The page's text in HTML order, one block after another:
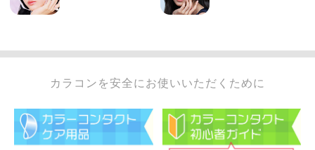
カラコンを安全にお使いいただくために